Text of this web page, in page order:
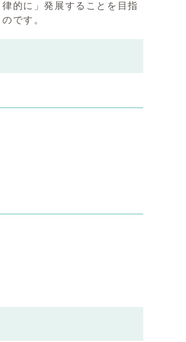
的に」発展することを目指
です。